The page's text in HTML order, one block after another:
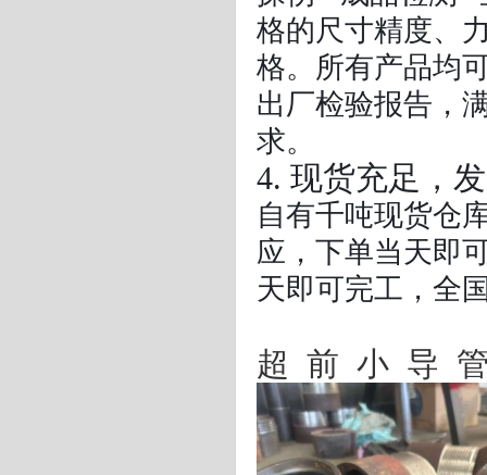
格的尺寸精度、
格。所有产品均
出厂检验报告，
求。
4. 现货充足，
自有千吨现货仓
应，下单当天即
天即可完工，全
超前小导